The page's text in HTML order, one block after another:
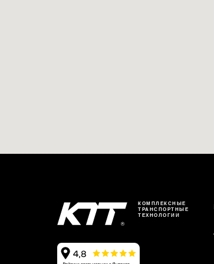
КОМПЛЕКСНЫЕ
ТРАНСПОРТНЫЕ
ТЕХНОЛОГИИ